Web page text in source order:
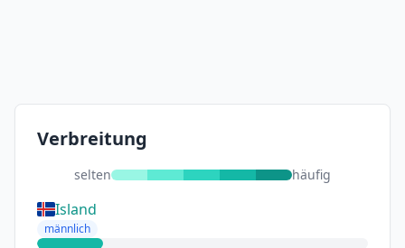
Verbreitung
selten häufig
Island
männlich